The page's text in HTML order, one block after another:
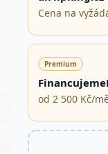
Cena na
Premium
od 2 500 Kč/